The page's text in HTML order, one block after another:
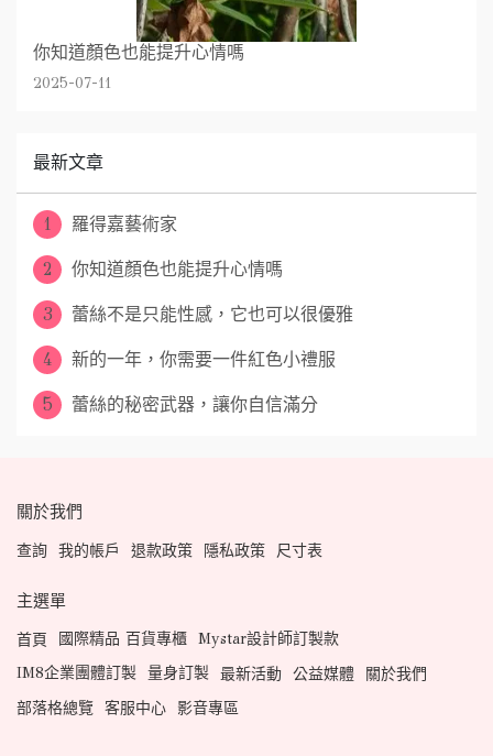
你知道顏色也能提升心情嗎
2025-07-11
最新文章
1 羅得嘉藝術家
2 你知道顏色也能提升心情嗎
3 蕾絲不是只能性感，它也可以很優雅
4 新的一年，你需要一件紅色小禮服
5 蕾絲的秘密武器，讓你自信滿分
關於我們
查詢 我的帳戶 退款政策 隱私政策 尺寸表
主選單
首頁 國際精品 百貨專櫃 Mystar設計師訂製款
IM8企業團體訂製 量身訂製 最新活動 公益媒體
關於我們
部落格總覽 客服中心 影音專區